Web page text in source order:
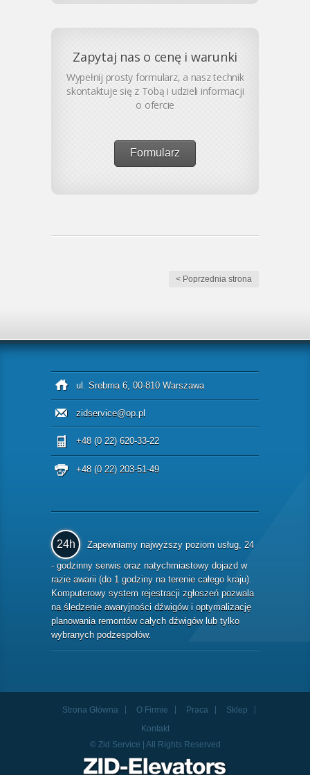
Zapytaj nas o cenę i warunki
Wypełnij prosty formularz, a nasz technik
skontaktuje się z Tobą i udzieli informacji
o ofercie
Formularz
< Poprzednia strona
ul. Srebrna 6, 00-810 Warszawa
zidservice@op.pl
+48 (0 22) 620-33-22
+48 (0 22) 203-51-49
24h
Zapewniamy najwyższy poziom usług, 24
- godzinny serwis oraz natychmiastowy dojazd w
razie awarii (do 1 godziny na terenie całego kraju).
Komputerowy system rejestracji zgłoszeń pozwala
na śledzenie awaryjności dźwigów i optymalizację
planowania remontów całych dźwigów lub tylko
wybranych podzespołów.
Strona Główna O Firmie Praca
Sklep
Kontakt
© Zid Service | All Rights Reserved